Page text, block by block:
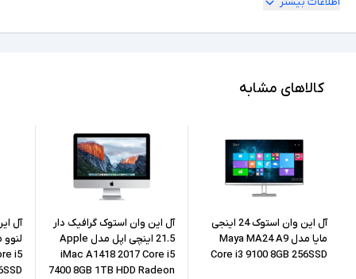
ابعاد نمایشگر
نسل پردازنده
8GB
حافظه داخلی 256GB
نوع حافظه داخلی SSD
کالاهای مشابه
آل این وان استوک 24 اینجی
مایا مدل Maya MA24 A9
Core i3 9100 8GB 256SSD
آل این وان استوک گرافیک دار
21.5 اینچی اپل مدل Apple
iMac A1418 2017 Core i5
7400 8GB 1TB HDD Radeon
i5